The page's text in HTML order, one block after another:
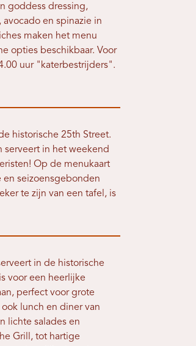
goddess dressing,
en spinazie in
maken het menu
opties beschikbaar. Voor
uur "katerbestrijders".
historische 25th Street.
serveert in het weekend
Op de menukaart
en seizoensgebonden
te zijn van een tafel, is
in de historische
voor een heerlijke
perfect voor grote
lunch en diner van
lichte salades en
Grill, tot hartige